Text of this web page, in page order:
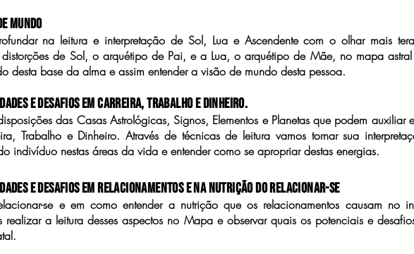
Mundo
na leitura e interpretação de Sol, Lua e Ascendente com o olhar mais
de Sol, o arquétipo de Pai, e a Lua, o arquétipo de Mãe, no mapa
desta base da alma e assim entender a visão de mundo desta pessoa.
e Desafios em Carreira, Trabalho e Dinheiro.
das Casas Astrológicas, Signos, Elementos e Planetas que podem auxiliar
Trabalho e Dinheiro. Através de técnicas de leitura vamos tornar sua
indivíduo nestas áreas da vida e entender como se apropriar destas energias.
e Desafios em Relacionamentos e na Nutrição do relacionar-se
se e em como entender a nutrição que os relacionamentos causam no
a leitura desses aspectos no Mapa e observar quais os potenciais e